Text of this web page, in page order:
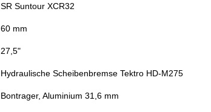
SR Suntour XCR32
60 mm
27,5"
Hydraulische Scheibenbremse Tektro HD-M275
Bontrager, Aluminium 31,6 mm